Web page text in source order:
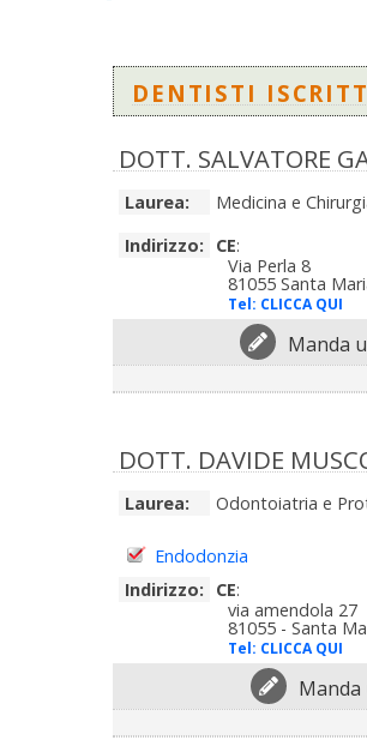
DENTISTI
DOTT. SALVATORE
Laurea:
Medicina e
Indirizzo:
CE:
Via Perla 8
81055 Santa
Tel: CLICCA QUI
Manda
DOTT. DAVIDE
Laurea: Odontoiatria e
Endodonzia
Indirizzo:
CE:
via amendola 27
81055 - Santa
Tel: CLICCA QUI
Manda